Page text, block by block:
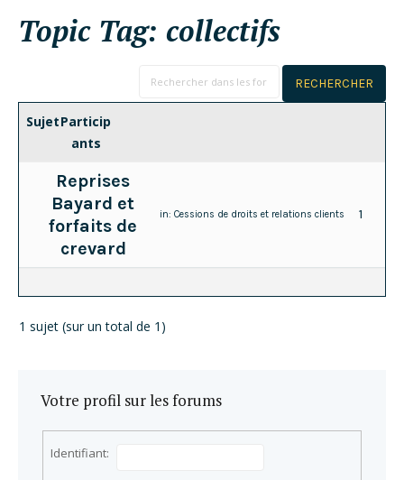
Topic Tag: collectifs
SujetParticip
ants
Reprises
Bayard et
forfaits de
crevard
in:Cessions de droits et relations clients 1
1 sujet (sur un total de 1)
Votre profil sur les forums
Identifiant: